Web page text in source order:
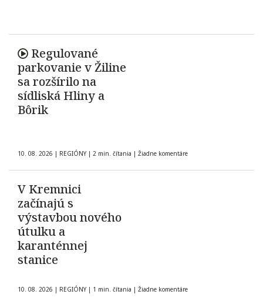
Regulované
parkovanie v Žiline
sa rozšírilo na
sídliská Hliny a
Bôrik
10. 08. 2026 | REGIÓNY | 2 min. čítania | Žiadne komentáre
V Kremnici
začínajú s
výstavbou nového
útulku a
karanténnej
stanice
10. 08. 2026 | REGIÓNY | 1 min. čítania | Žiadne komentáre